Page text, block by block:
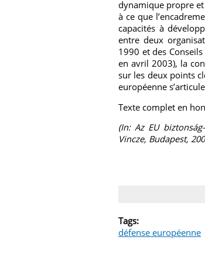
dynamique propre
à ce que
capacités à
entre deux
1990 et des
en avril 2003), la
sur les deux points
européenne
Texte complet en
(In: Az EU
Vincze, Budapest,
Tags:
défense européenne